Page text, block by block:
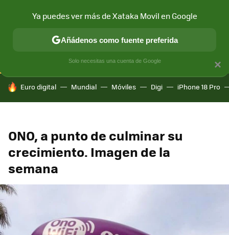
CONECTIVIDAD MÓVIL Y SOCIEDAD APLICACIONES
HOY SE HABLA DE
Euro digital Mundial Móviles Digi iPhone 18 Pro
ONO, a punto de culminar su
crecimiento. Imagen de la
semana
×
Ya puedes ver más de Xataka Movil en Google
Añádenos como fuente preferida
Solo necesitas una cuenta de Google